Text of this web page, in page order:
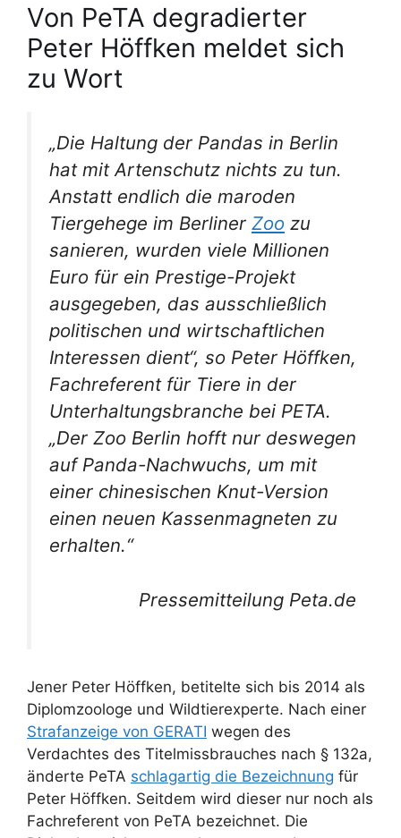
Von PeTA degradierter
Peter Höffken meldet sich
zu Wort
„Die Haltung der Pandas in Berlin
hat mit Artenschutz nichts zu tun.
Anstatt endlich die maroden
Tiergehege im Berliner Zoo zu
sanieren, wurden viele Millionen
Euro für ein Prestige-Projekt
ausgegeben, das ausschließlich
politischen und wirtschaftlichen
Interessen dient“, so Peter Höffken,
Fachreferent für Tiere in der
Unterhaltungsbranche bei PETA.
„Der Zoo Berlin hofft nur deswegen
auf Panda-Nachwuchs, um mit
einer chinesischen Knut-Version
einen neuen Kassenmagneten zu
erhalten.“
Pressemitteilung Peta.de
Jener Peter Höffken, betitelte sich bis 2014 als
Diplomzoologe und Wildtierexperte. Nach einer
Strafanzeige von GERATI wegen des
Verdachtes des Titelmissbrauches nach § 132a,
änderte PeTA schlagartig die Bezeichnung für
Peter Höffken. Seitdem wird dieser nur noch als
Fachreferent von PeTA bezeichnet. Die